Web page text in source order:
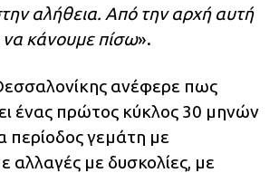
αλήθεια. Από την αρχή αυτή
να κάνουμε πίσω».
ανέφερε πως
ένας πρώτος κύκλος 30 μηνών
περίοδος γεμάτη με
αλλαγές με δυσκολίες, με